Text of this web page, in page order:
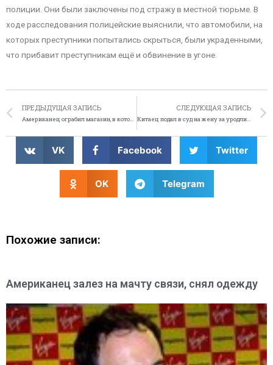
полиции. Они были заключены под стражу в местной тюрьме. В
ходе расследования полицейские выяснили, что автомобили, на
которых преступники попытались скрыться, были украденными,
что прибавит преступникам ещё и обвинение в угоне.
ПРЕДЫДУЩАЯ ЗАПИСЬ
Американец ограбил магазин, в котором работал
СЛЕДУЮЩАЯ ЗАПИСЬ
Китаец подал в суд на жену за уродливых детей, выиграл
VK Facebook Twitter
OK Telegram
Похожие записи:
Американец залез на мачту связи, снял одежду